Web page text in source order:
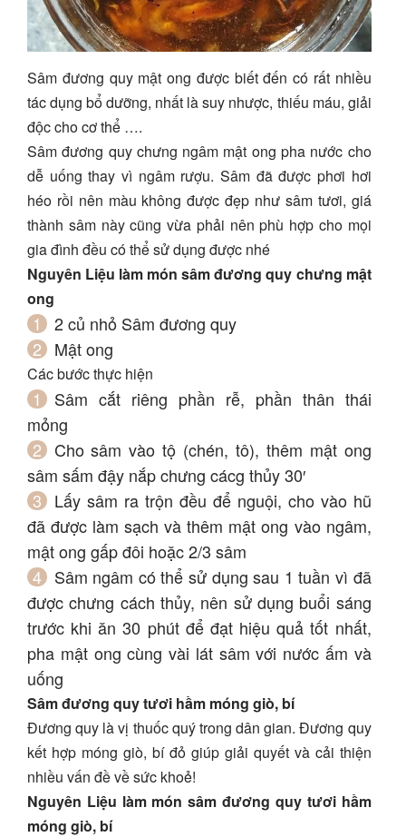
Sâm đương quy mật ong được biết đến có rất nhiều
tác dụng bổ dưỡng, nhất là suy nhược, thiếu máu, giải
độc cho cơ thể ….
Sâm đương quy chưng ngâm mật ong pha nước cho
dễ uống thay vì ngâm rượu. Sâm đã được phơi hơi
héo rồi nên màu không được đẹp như sâm tươi, giá
thành sâm này cũng vừa phải nên phù hợp cho mọi
gia đình đều có thể sử dụng được nhé
Nguyên Liệu làm món sâm đương quy chưng mật
ong
2 củ nhỏ Sâm đương quy
Mật ong
Các bước thực hiện
Sâm cắt riêng phần rễ, phần thân thái
mỏng
Cho sâm vào tộ (chén, tô), thêm mật ong
sâm sấm đậy nắp chưng cácg thủy 30′
Lấy sâm ra trộn đều để nguội, cho vào hũ
đã được làm sạch và thêm mật ong vào ngâm,
mật ong gấp đôi hoặc 2/3 sâm
Sâm ngâm có thể sử dụng sau 1 tuần vì đã
được chưng cách thủy, nên sử dụng buổi sáng
trước khi ăn 30 phút để đạt hiệu quả tốt nhất,
pha mật ong cùng vài lát sâm với nước ấm và
uống
Sâm đương quy tươi hầm móng giò, bí
Đương quy là vị thuốc quý trong dân gian. Đương quy
kết hợp móng giò, bí đỏ giúp giải quyết và cải thiện
nhiều vấn đề về sức khoẻ!
Nguyên Liệu làm món sâm đương quy tươi hầm
móng giò, bí